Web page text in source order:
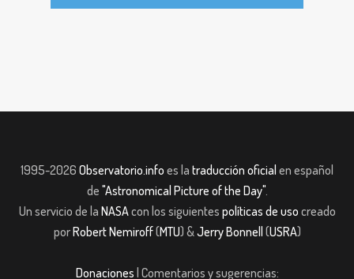
1995-2026 Observatorio.info es la traducción oficial en español
de "Astronomical Picture of the Day".
Un servicio de la NASAcon los siguientes políticas de uso creado
porRobert Nemiroff(MTU) &Jerry Bonnell (USRA)
Donaciones | Comentarios y sugerencias: